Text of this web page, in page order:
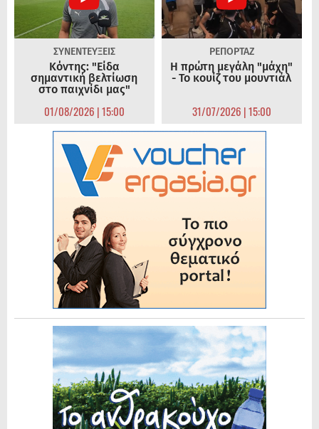
ΣΥΝΕΝΤΕΥΞΕΙΣ
Κόντης: "Είδα
σημαντική βελτίωση
στο παιχνίδι μας"
01/08/2026 | 15:00
ΡΕΠΟΡΤΑΖ
Η πρώτη μεγάλη "μάχη"
- Το κουίζ του μουντιάλ
31/07/2026 | 15:00